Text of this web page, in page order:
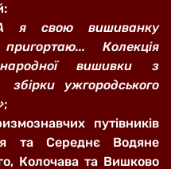
я свою вишиванку
Колекція
народної вишивки з
збірки ужгородського
;
путівників
та Середнє Водяне
Колочава та Вишково